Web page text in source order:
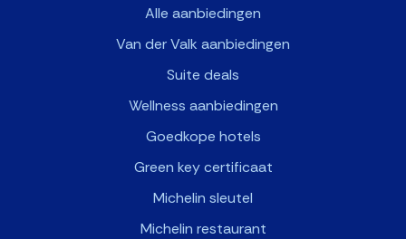
Alle aanbiedingen
Van der Valk aanbiedingen
Suite deals
Wellness aanbiedingen
Goedkope hotels
Green key certificaat
Michelin sleutel
Michelin restaurant